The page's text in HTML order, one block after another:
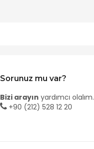
Sorunuz mu var?
Bizi arayın yardımcı olalım.
+90 (212) 528 12 20